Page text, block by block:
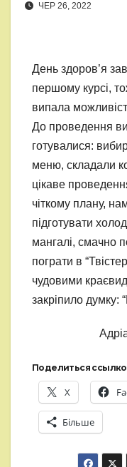
ЧЕР 26, 2022
День здоров’я
першому курсі,
випала
До проведення
готувалися:
меню, складали
цікаве
чіткому плану,
підготувати
мангалі, смачно
пограти в
чудовими
закріпило думку:
Поделиться
X
Більше